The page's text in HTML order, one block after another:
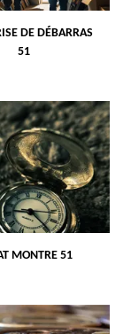
DE DÉBARRAS
51
MONTRE 51